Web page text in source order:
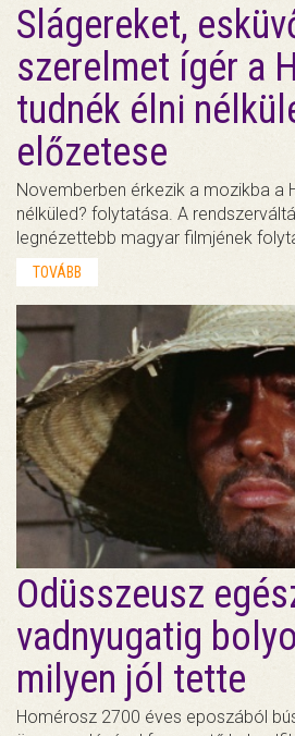
Slágereket,
szerelmet ígér a
tudnék élni
előzetese
Novemberben érkezik a mozikba a
nélküled? folytatása. A
legnézettebb magyar filmjének
TOVÁBB
Odüsszeusz
vadnyugatig
milyen jól tette
Homérosz 2700 éves eposzából